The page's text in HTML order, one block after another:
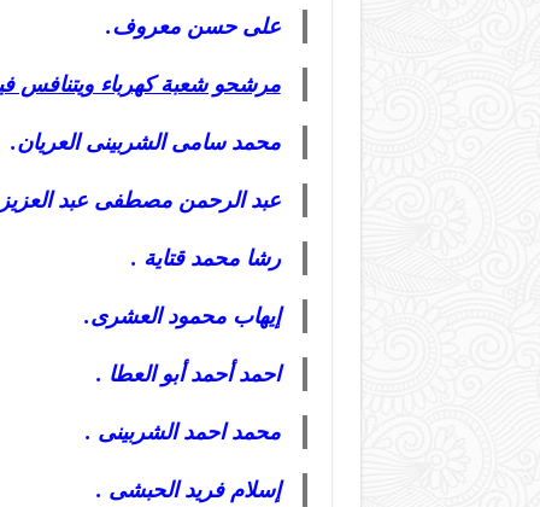
على حسن معروف.
مرشحو شعبة كهرباء ويتنافس فيها
محمد سامى الشربينى العريان.
عبد الرحمن مصطفى عبد
رشا محمد قتاية .
إيهاب محمود العشرى.
احمد أحمد أبو العطا .
محمد احمد الشربينى .
إسلام فريد الحبشى .